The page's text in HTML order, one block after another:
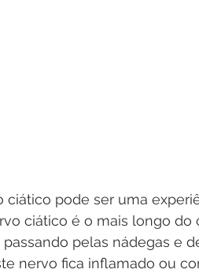
ciático pode ser uma
ciático é o mais longo
passando pelas nádegas e
nervo fica inflamado ou